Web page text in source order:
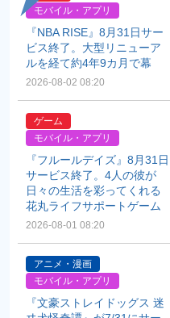
モバイル・アプリ
『NBA RISE』8月31日サー
ビス終了。大型リニューア
ルを経て約4年9カ月で幕
2026-08-02 08:20
ゲーム
モバイル・アプリ
『フルールデイズ』8月31日
サービス終了。4人の彼が
日々の生活を彩ってくれる
花丸ライフサポートゲーム
2026-08-01 08:20
アニメ・漫画
モバイル・アプリ
『文豪ストレイドッグス 迷